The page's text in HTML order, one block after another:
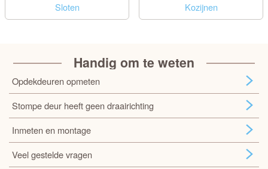
Sloten Kozijnen
Handig om te weten
Opdekdeuren opmeten
Stompe deur heeft geen draairichting
Inmeten en montage
Veel gestelde vragen